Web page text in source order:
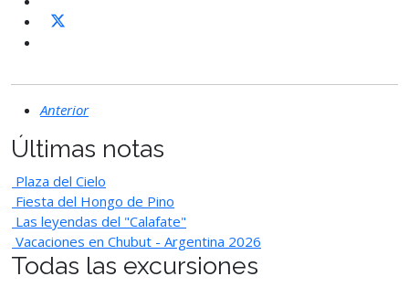
Anterior
Últimas notas
Plaza del Cielo
Fiesta del Hongo de Pino
Las leyendas del "Calafate"
Vacaciones en Chubut - Argentina 2026
Todas las excursiones